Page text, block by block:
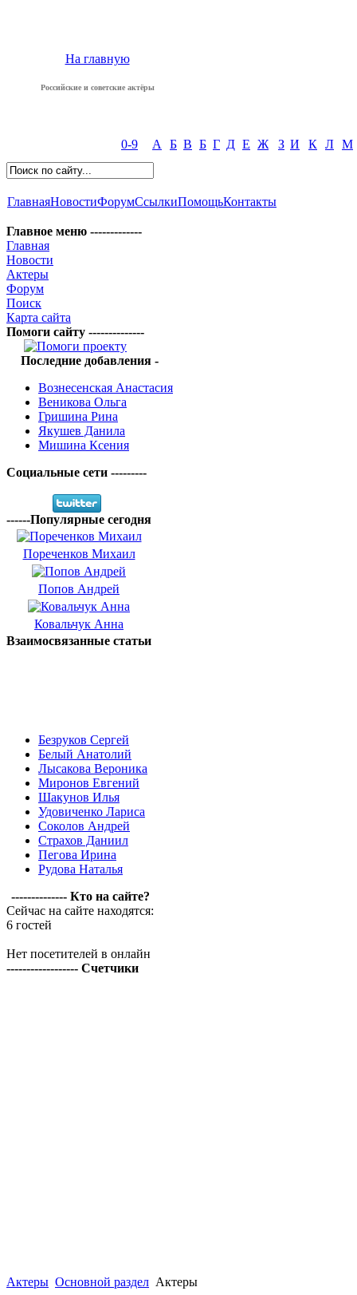
На главную
Российские и советские актёры
0-9 А Б В Б Г Д Е Ж З И К Л М
ГлавнаяНовостиФорумСсылкиПомощьКонтакты
Главное меню -------------
Главная
Новости
Актеры
Форум
Поиск
Карта сайта
Помоги сайту --------------
Последние добавления -
Вознесенская Анастасия
Веникова Ольга
Гришина Рина
Якушев Данила
Мишина Ксения
Социальные сети ---------
------Популярные сегодня
Пореченков Михаил
Попов Андрей
Ковальчук Анна
Взаимосвязанные статьи
Безруков Сергей
Белый Анатолий
Лысакова Вероника
Миронов Евгений
Шакунов Илья
Удовиченко Лариса
Соколов Андрей
Страхов Даниил
Пегова Ирина
Рудова Наталья
-------------- Кто на сайте?
Сейчас на сайте находятся:
6 гостей
Нет посетителей в онлайн
------------------ Счетчики
Актеры Основной раздел Актеры